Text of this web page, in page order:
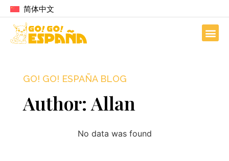
简体中文
GO! GO! ESPAÑA BLOG
Author: Allan
No data was found